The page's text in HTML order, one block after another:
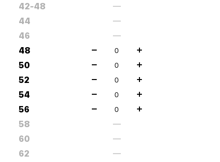
42-48
44
46
48
50
52
54
56
58
60
62
—
—
—
—
—
—